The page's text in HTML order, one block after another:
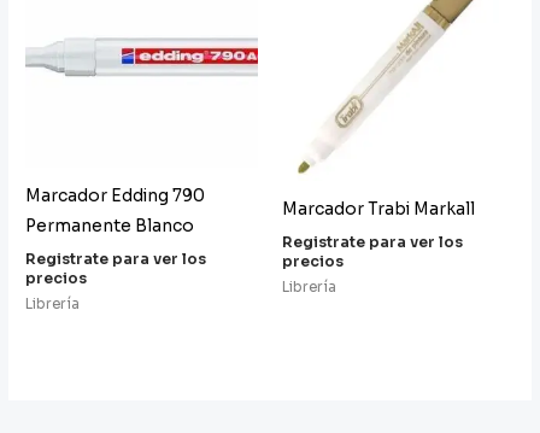
Marcador Edding 790
Permanente Blanco
Registrate para ver los
precios
Librería
Marcador Trabi Markall
Registrate para ver los
precios
Librería